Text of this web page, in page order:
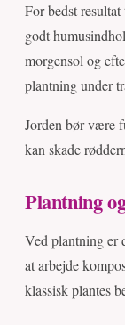
For bedst
godt
morgensol og
plantning under
Jorden bør være
kan skade
Plantning
Ved plantning er
at arbejde
klassisk plantes